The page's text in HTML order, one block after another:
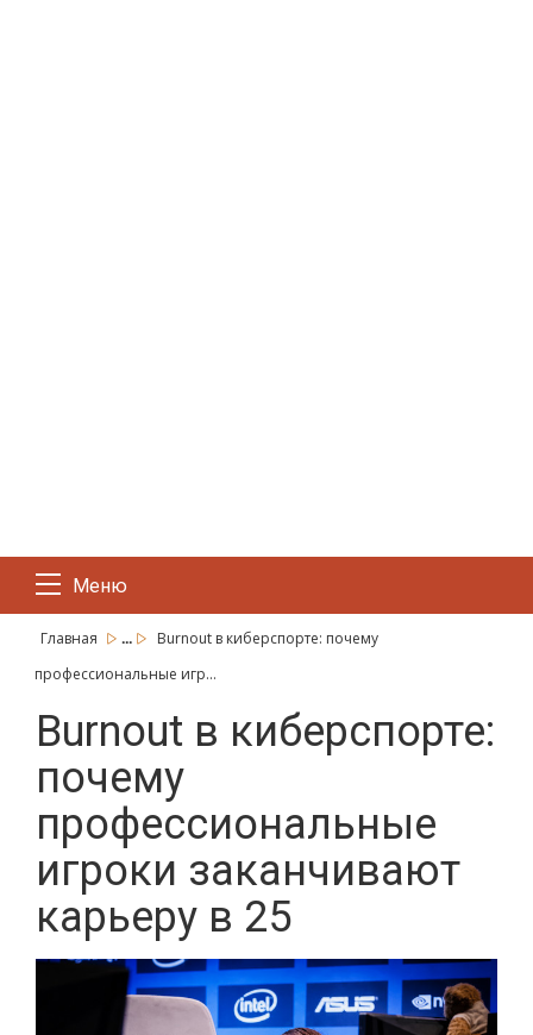
Меню
Главная ...
Burnout в киберспорте: почему
профессиональные игр...
Burnout в киберспорте:
почему
профессиональные
игроки заканчивают
карьеру в 25